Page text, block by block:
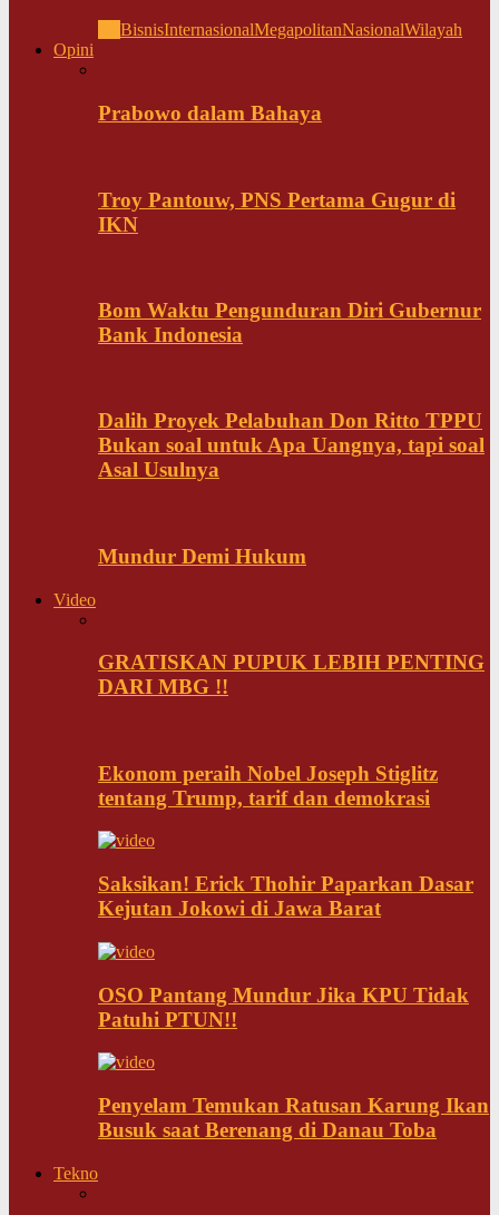
BisnisInternasionalMegapolitanNasionalWilayah
Opini
Prabowo dalam Bahaya
Troy Pantouw, PNS Pertama Gugur di
IKN
Bom Waktu Pengunduran Diri Gubernur
Bank Indonesia
Dalih Proyek Pelabuhan Don Ritto TPPU
Bukan soal untuk Apa Uangnya, tapi soal
Asal Usulnya
Mundur Demi Hukum
Video
GRATISKAN PUPUK LEBIH PENTING
DARI MBG !!
Ekonom peraih Nobel Joseph Stiglitz
tentang Trump, tarif dan demokrasi
Saksikan! Erick Thohir Paparkan Dasar
Kejutan Jokowi di Jawa Barat
OSO Pantang Mundur Jika KPU Tidak
Patuhi PTUN!!
Penyelam Temukan Ratusan Karung Ikan
Busuk saat Berenang di Danau Toba
Tekno